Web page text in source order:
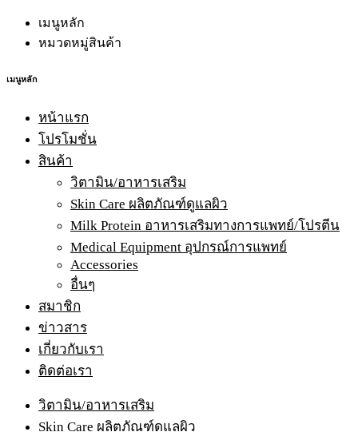
เมนูหลัก
หมวดหมู่สินค้า
เมนูหลัก
หน้าแรก
โปรโมชั่น
สินค้า
วิตามิน/อาหารเสริม
Skin Care ผลิตภัณฑ์ดูแลผิว
Milk Protein อาหารเสริมทางการแพทย์/โปรตีน
Medical Equipment อุปกรณ์การแพทย์
Accessories
อื่นๆ
สมาชิก
ข่าวสาร
เกี่ยวกับเรา
ติดต่อเรา
วิตามิน/อาหารเสริม
Skin Care ผลิตภัณฑ์ดูแลผิว